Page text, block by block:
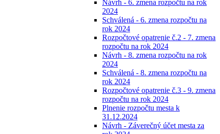
Návrh - 6. zmena rozpočtu na rok
2024
Schválená - 6. zmena rozpočtu na
rok 2024
Rozpočtové opatrenie č.2 - 7. zmena
rozpočtu na rok 2024
Návrh - 8. zmena rozpočtu na rok
2024
Schválená - 8. zmena rozpočtu na
rok 2024
Rozpočtové opatrenie č.3 - 9. zmena
rozpočtu na rok 2024
Plnenie rozpočtu mesta k
31.12.2024
Návrh - Záverečný účet mesta za